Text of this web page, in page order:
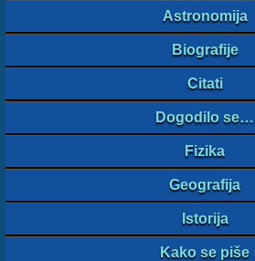
Astronomija
Biografije
Citati
Dogodilo se…
Fizika
Geografija
Istorija
Kako se piše